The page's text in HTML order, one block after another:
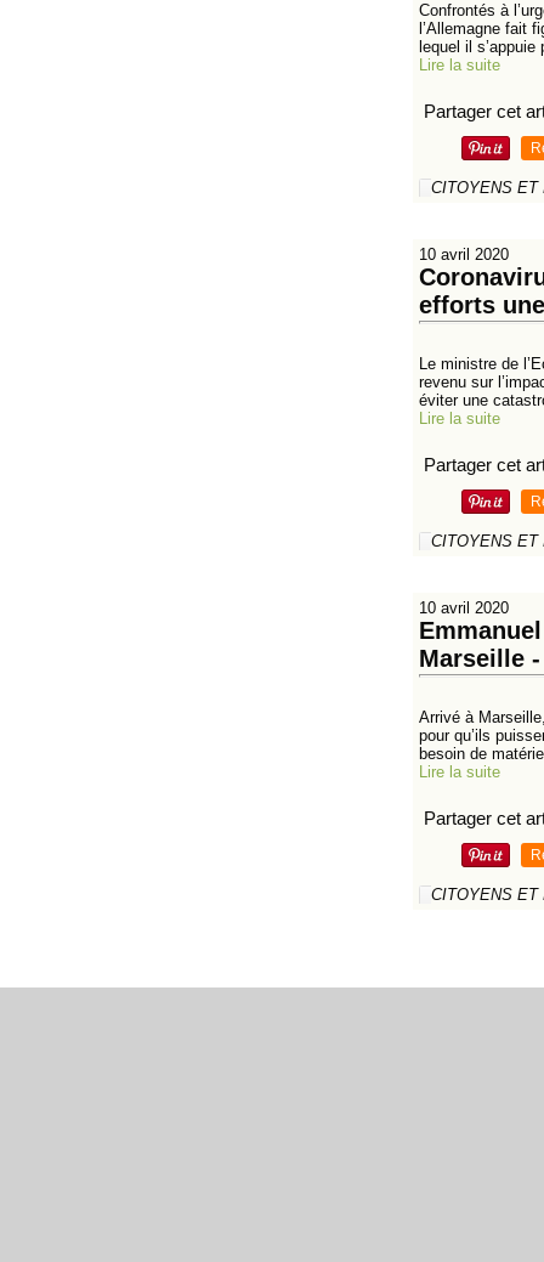
Confrontés à
l’Allemagne fait
lequel il s’appuie
Lire la suite
Partager cet
CITOYENS ET
10 avril 2020
efforts
Le ministre de
revenu sur
éviter une
Lire la suite
Partager cet
CITOYENS ET
10 avril 2020
Marseille
Arrivé à
pour qu’ils
besoin de
Lire la suite
Partager cet
CITOYENS ET